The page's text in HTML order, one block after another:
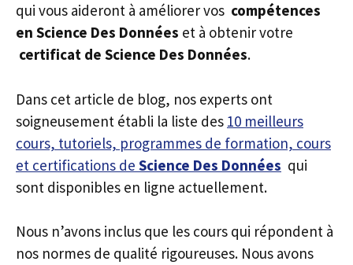
qui vous aideront à améliorer vos compétences
en Science Des Données et à obtenir votre
certificat de Science Des Données.
Dans cet article de blog, nos experts ont
soigneusement établi la liste des 10 meilleurs
cours, tutoriels, programmes de formation, cours
et certifications de Science Des Données qui
sont disponibles en ligne actuellement.
Nous n’avons inclus que les cours qui répondent à
nos normes de qualité rigoureuses. Nous avons